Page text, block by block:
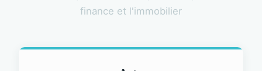
finance et l'immobilier